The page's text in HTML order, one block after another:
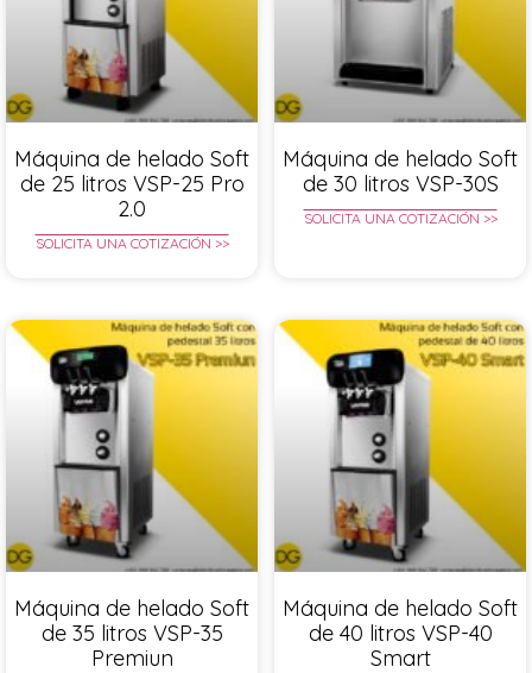
Máquina de helado Soft
de 25 litros VSP-25 Pro
2.0
SOLICITA UNA COTIZACIÓN >>
Máquina de helado Soft
de 30 litros VSP-30S
SOLICITA UNA COTIZACIÓN >>
Máquina de helado Soft
de 35 litros VSP-35
Premiun
Máquina de helado Soft
de 40 litros VSP-40
Smart